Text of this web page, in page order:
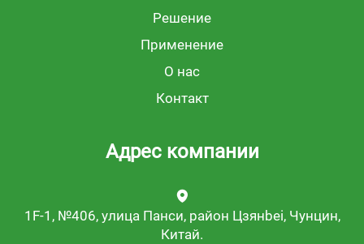
Решение
Применение
О нас
Контакт
Адрес компании
1F-1, №406, улица Панси, район Цзянbei, Чунцин,
Китай.